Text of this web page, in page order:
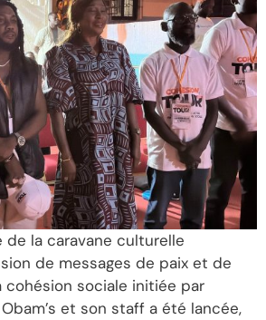
de la caravane culturelle
de messages de paix et de
cohésion sociale initiée par
et son staff a été lancée,